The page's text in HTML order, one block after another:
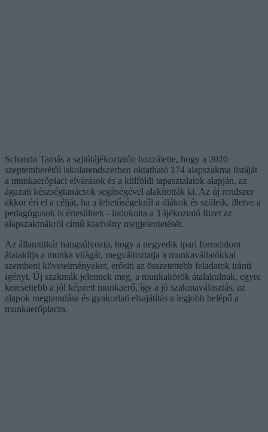
Schanda Tamás a sajtótájékoztatón hozzátette, hogy a 2020
szeptemberétől iskolarendszerben oktatható 174 alapszakma listáját
a munkaerőpiaci elvárások és a külföldi tapasztalatok alapján, az
ágazati készségtanácsok segítségével alakították ki. Az új rendszer
akkor éri el a célját, ha a lehetőségekről a diákok és szüleik, illetve a
pedagógusok is értesülnek - indokolta a Tájékoztató füzet az
alapszakmákról című kiadvány megjelentetését.
Az államtitkár hangsúlyozta, hogy a negyedik ipari forradalom
átalakítja a munka világát, megváltoztatja a munkavállalókkal
szembeni követelményeket, erősíti az összetettebb feladatok iránti
igényt. Új szakmák jelennek meg, a munkakörök átalakulnak, egyre
keresettebb a jól képzett munkaerő, így a jó szakmaválasztás, az
alapok megtanulása és gyakorlati elsajátítás a legjobb belépő a
munkaerőpiacra.